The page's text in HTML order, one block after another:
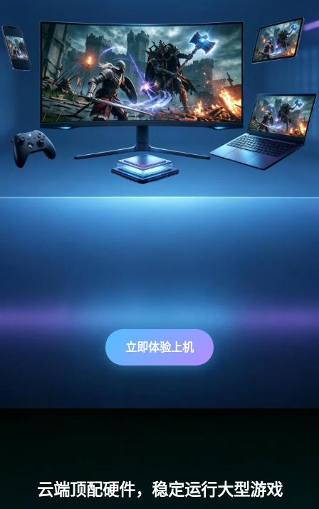
立即体验上机
云端顶配硬件，稳定运行大型游戏